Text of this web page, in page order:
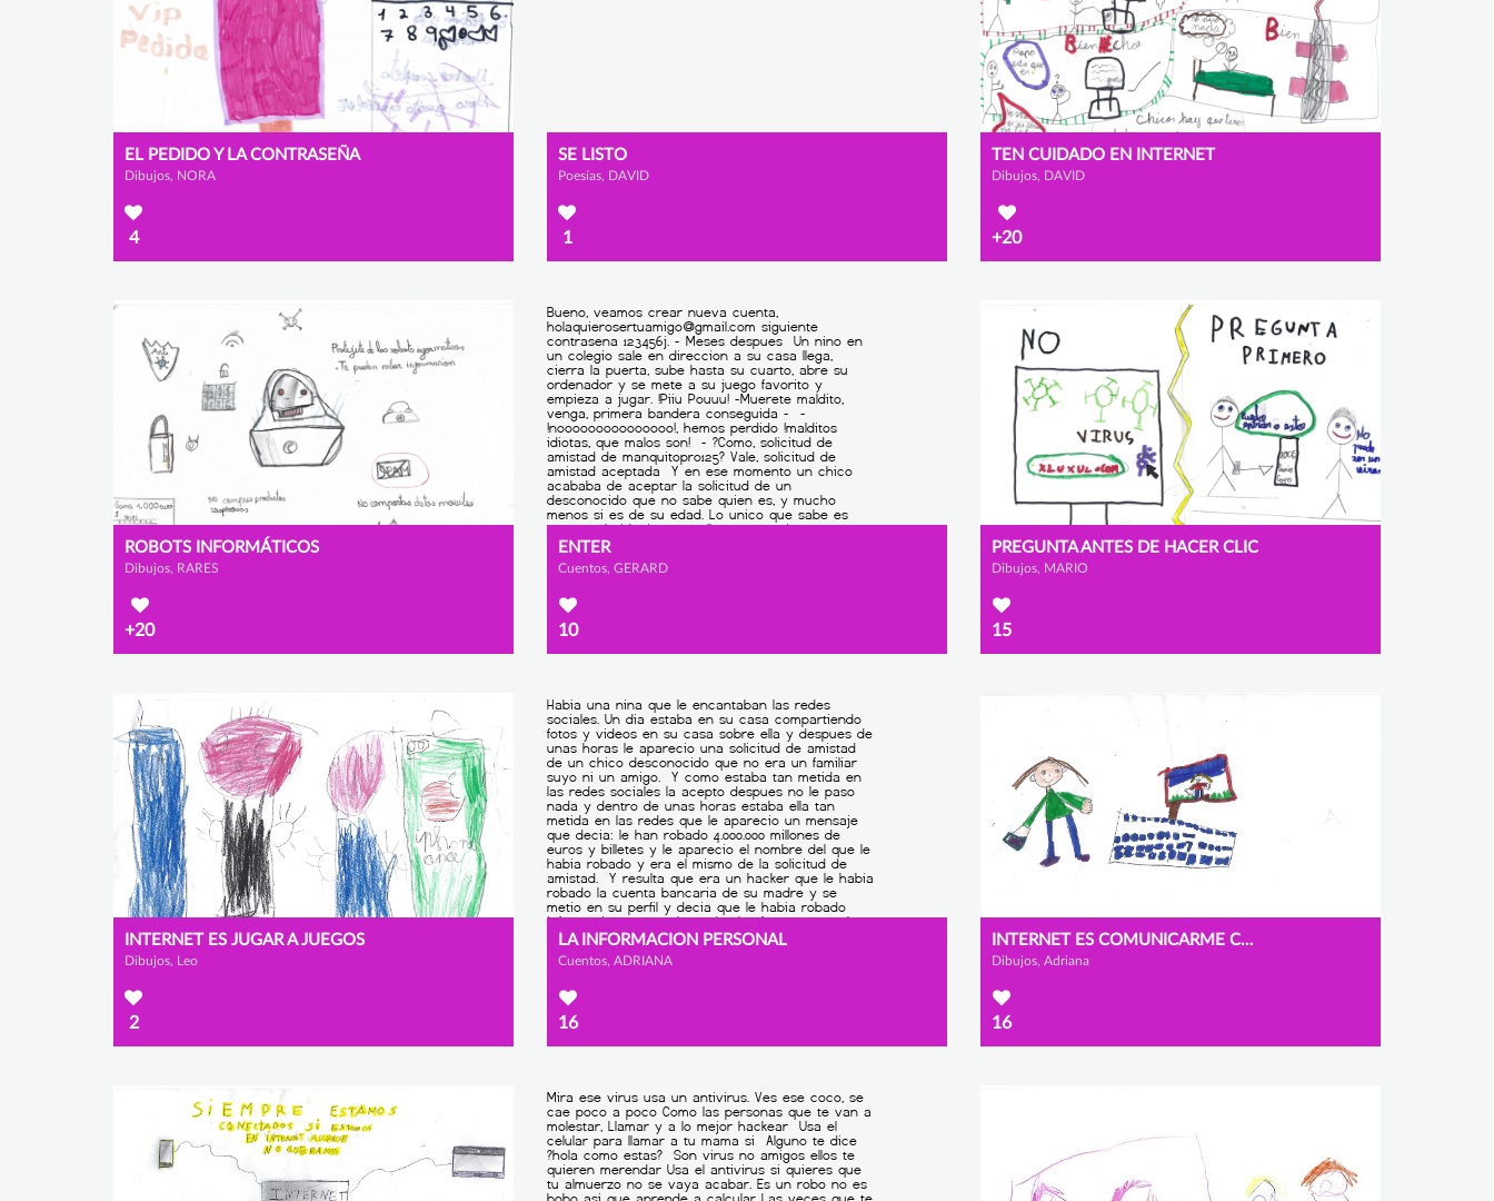
EL PEDIDO Y LA CONTRASEÑA
Dibujos, NORA
4
SE LISTO
Poesías, DAVID
1
TEN CUIDADO EN INTERNET
Dibujos, DAVID
+20
ROBOTS INFORMÁTICOS
Dibujos, RARES
+20
ENTER
Cuentos, GERARD
10
PREGUNTA ANTES DE HACER CLIC
Dibujos, MARIO
15
INTERNET ES JUGAR A JUEGOS
Dibujos, Leo
2
LA INFORMACION PERSONAL
Cuentos, ADRIANA
16
INTERNET ES COMUNICARME CON LAS PERSONAS QUE QUIERO.
Dibujos, Adriana
16